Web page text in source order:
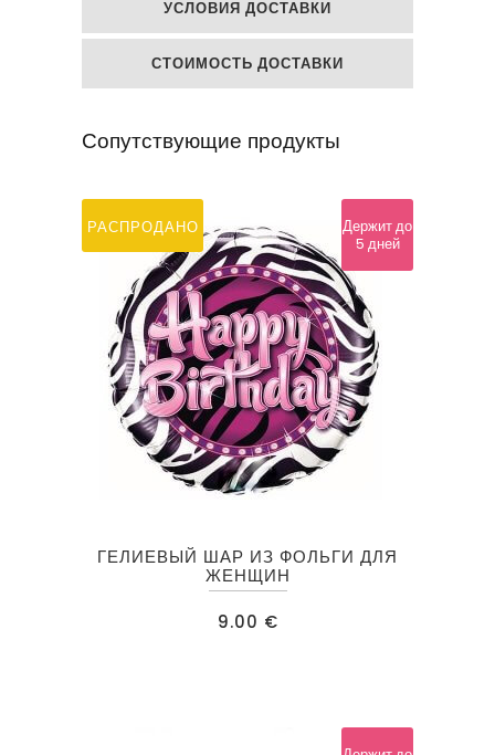
УСЛОВИЯ ДОСТАВКИ
СТОИМОСТЬ ДОСТАВКИ
Сопутствующие продукты
РАСПРОДАНО
ГЕЛИЕВЫЙ ШАР ИЗ ФОЛЬГИ ДЛЯ
ЖЕНЩИН
9.00 €
Держит до
5 дней